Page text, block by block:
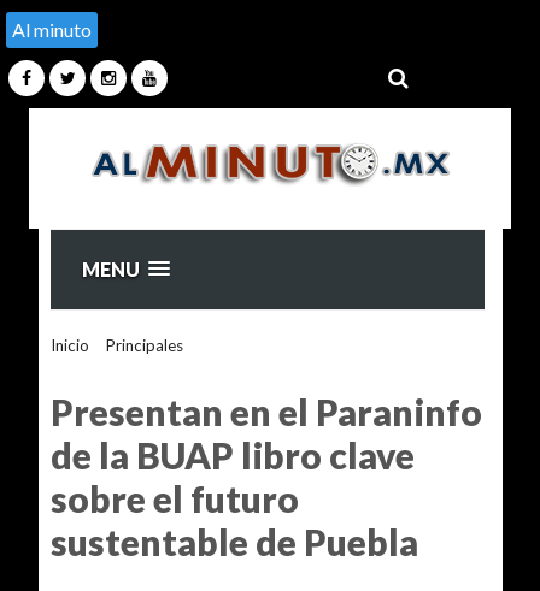
Al minuto
MENU
Inicio Principales>
Presentan en el Paraninfo
de la BUAP libro clave
sobre el futuro
sustentable de Puebla